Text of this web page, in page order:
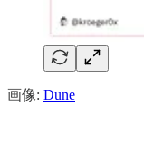
画像: Dune